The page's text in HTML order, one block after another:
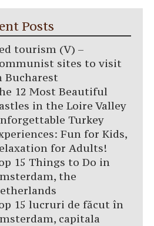
Posts
tourism (V) –
sites to visit
Bucharest
12 Most Beautiful
in the Loire Valley
Turkey
Fun for Kids,
for Adults!
15 Things to Do in
the
15 lucruri de făcut în
capitala